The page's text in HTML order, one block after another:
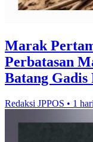
Marak
Perbatasan
Batang Gadis
Redaksi JPPOS • 1